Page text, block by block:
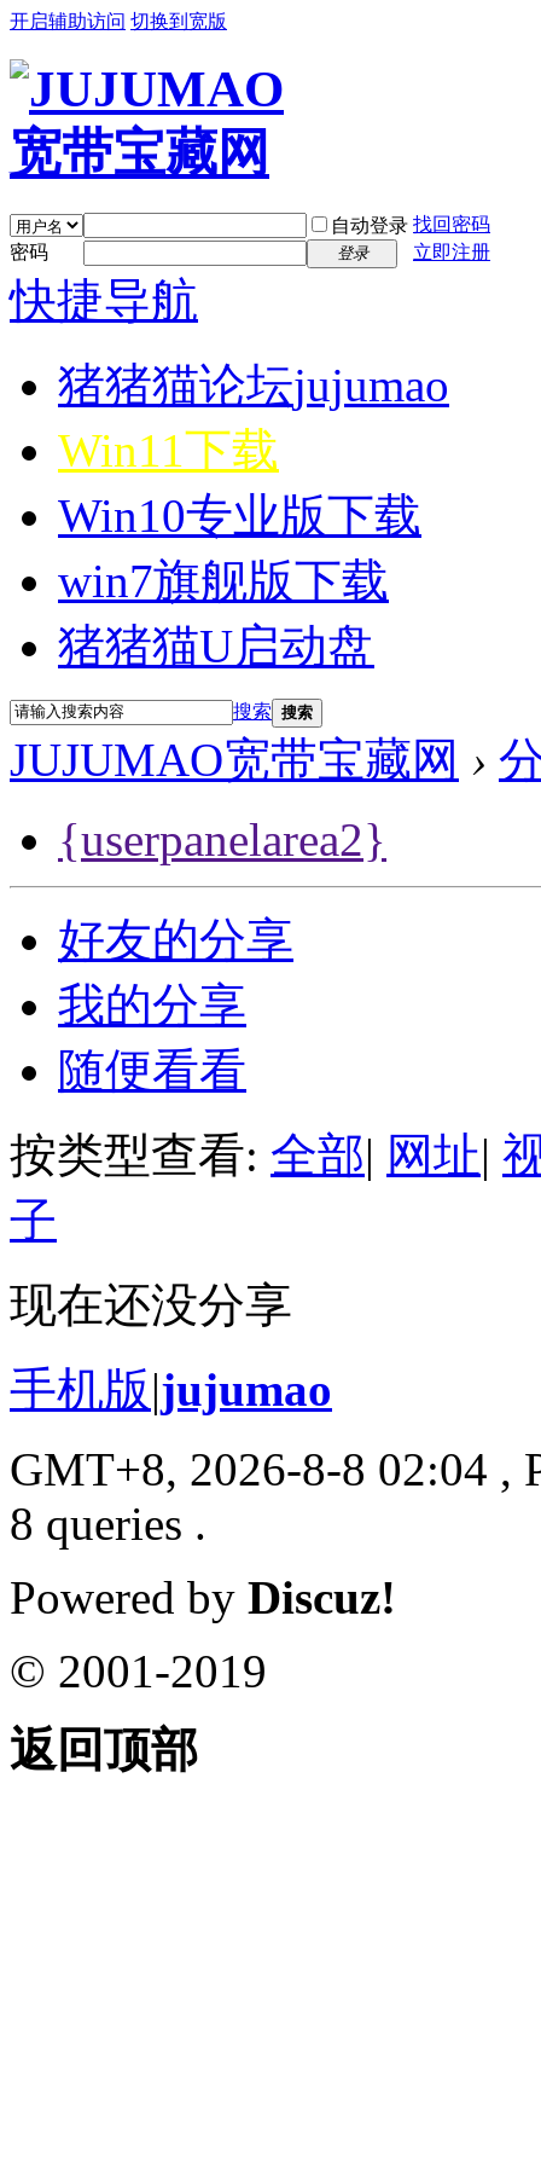
开启辅助访问 切换到宽版
自动登录 找回密码
密码
登录 立即注册
快捷导航
猪猪猫论坛jujumao
Win11下载
Win10专业版下载
win7旗舰版下载
猪猪猫U启动盘
搜索 搜索
JUJUMAO宽带宝藏网 ›
{userpanelarea2}
好友的分享
我的分享
随便看看
按类型查看: 全部| 网址|
子
现在还没分享
手机版|jujumao
GMT+8, 2026-8-8 02:04 ,
8 queries .
Powered by Discuz!
© 2001-2019
返回顶部